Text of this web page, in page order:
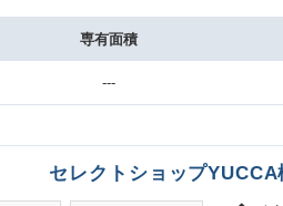
専有面積
---
セレクトショップYUCCA